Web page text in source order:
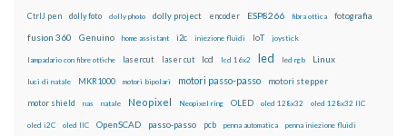
CtrlJ pen dolly foto dolly photo dolly project encoder ESP8266 fibra ottica fotografia
fusion 360 Genuino home assistant i2c iniezione fluidi IoT joystick
lampadario con fibre ottiche lasercut laser cut lcd lcd 16x2 led led rgb Linux
luci di natale MKR1000 motori bipolari motori passo-passo motori stepper
motor shield nas natale Neopixel Neopixel ring OLED oled 128x32 oled 128x32 IIC
oled i2C oled IIC OpenSCAD passo-passo pcb penna automatica penna iniezione fluidi